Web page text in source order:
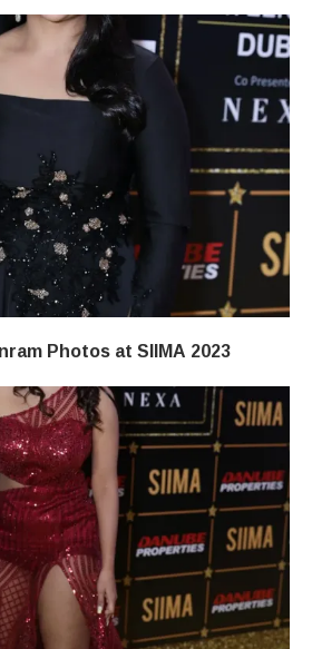
Photos at SIIMA 2023